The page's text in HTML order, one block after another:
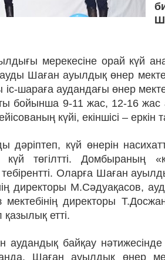
ме­ре­­­ке­сіне орай күй
Шаған ауылдық өнер
шараға аудандағы өнер
бойынша 9-11 жас, 12-16
күйі, екіншісі – еркін
дәріптеп, күй өнерін
күй төгілтті. Домбыраның
тебірентті. Оларға Шаған
директоры М.Сәдуақасов,
мектебінің директоры
етті.
аудандық бай­­қау
Шаған ауылдық өнер